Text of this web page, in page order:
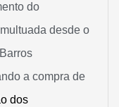
do
desde o
a compra de
dos